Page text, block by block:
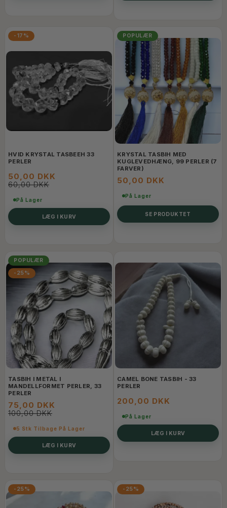
-17%
HVID KRYSTAL TASBEEH 33
PERLER
50,00 DKK
60,00 DKK
På Lager
LÆG I KURV
POPULÆR
KRYSTAL TASBIH MED
KUGLEVEDHÆNG, 99 PERLER (7
FARVER)
50,00 DKK
På Lager
SE PRODUKTET
POPULÆR
-25%
TASBIH I METAL I
MANDELLFORMET PERLER, 33
PERLER
75,00 DKK
100,00 DKK
5 Stk Tilbage På Lager
LÆG I KURV
CAMEL BONE TASBIH - 33
PERLER
200,00 DKK
På Lager
LÆG I KURV
-25% -25%